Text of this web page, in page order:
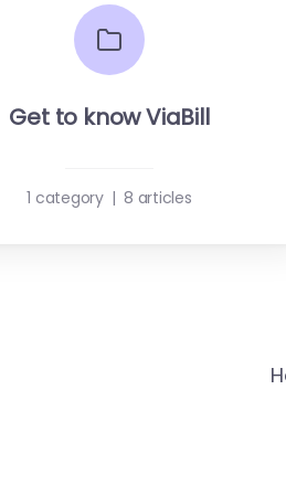
Get to know ViaBill
1 category | 8 articles